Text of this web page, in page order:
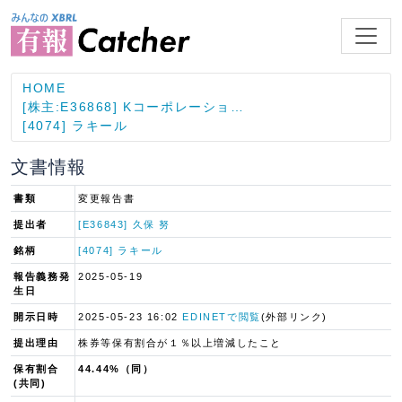
HOME
[株主:E36868] Kコーポレーショ…
[4074] ラキール
文書情報
書類 変更報告書
提出者 [E36843] 久保 努
銘柄 [4074] ラキール
報告義務発
生日
2025-05-19
開示日時 2025-05-23 16:02EDINETで閲覧(外部リンク)
提出理由 株券等保有割合が１％以上増減したこと
保有割合
(共同)
44.44%（同）